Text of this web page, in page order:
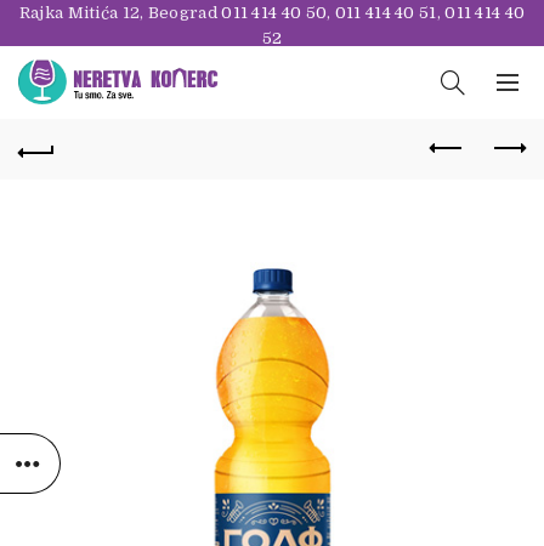
Rajka Mitića 12, Beograd011 414 40 50, 011 414 40 51,011 414 40
52